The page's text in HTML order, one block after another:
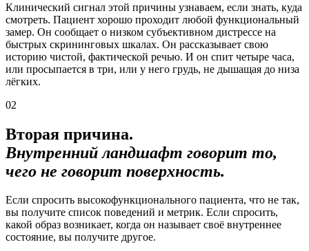
Клинический сигнал этой причины узнаваем, если знать, куда
смотреть. Пациент хорошо проходит любой функциональный
замер. Он сообщает о низком субъективном дистрессе на
быстрых скрининговых шкалах. Он рассказывает свою
историю чистой, фактической речью. И он спит четыре часа,
или просыпается в три, или у него грудь, не дышащая до низа
лёгких.
02
Вторая причина.
Внутренний ландшафт говорит то,
чего не говорит поверхность.
Если спросить высокофункционального пациента, что не так,
вы получите список поведений и метрик. Если спросить,
какой образ возникает, когда он называет своё внутреннее
состояние, вы получите другое.